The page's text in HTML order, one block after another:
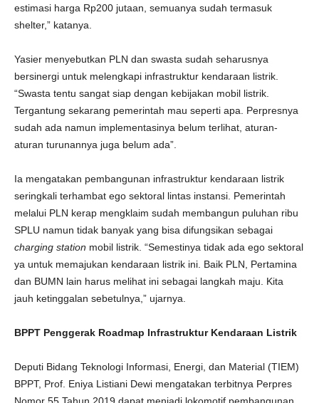
estimasi harga Rp200 jutaan, semuanya sudah termasuk
shelter,” katanya.
Yasier menyebutkan PLN dan swasta sudah seharusnya
bersinergi untuk melengkapi infrastruktur kendaraan listrik.
“Swasta tentu sangat siap dengan kebijakan mobil listrik.
Tergantung sekarang pemerintah mau seperti apa. Perpresnya
sudah ada namun implementasinya belum terlihat, aturan-
aturan turunannya juga belum ada”.
Ia mengatakan pembangunan infrastruktur kendaraan listrik
seringkali terhambat ego sektoral lintas instansi. Pemerintah
melalui PLN kerap mengklaim sudah membangun puluhan ribu
SPLU namun tidak banyak yang bisa difungsikan sebagai
charging station mobil listrik. “Semestinya tidak ada ego sektoral
ya untuk memajukan kendaraan listrik ini. Baik PLN, Pertamina
dan BUMN lain harus melihat ini sebagai langkah maju. Kita
jauh ketinggalan sebetulnya,” ujarnya.
BPPT Penggerak Roadmap Infrastruktur Kendaraan Listrik
Deputi Bidang Teknologi Informasi, Energi, dan Material (TIEM)
BPPT, Prof. Eniya Listiani Dewi mengatakan terbitnya Perpres